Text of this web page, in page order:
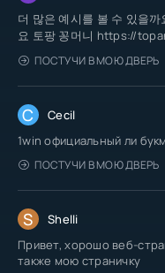
더 많은 예시를 볼 수 있을
요 토팡 꽁머니 https://
ПОСТУЧИ В МОЮ ДВЕРЬ
C Cecil
1win официальный ли
ПОСТУЧИ В МОЮ ДВЕРЬ
S Shelli
Привет, хорошо веб-
также мою страничку